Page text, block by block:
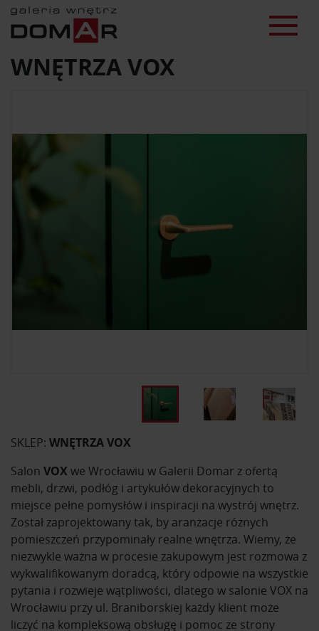
WNĘTRZA VOX
SKLEP: WNĘTRZA VOX
Salon VOX we Wrocławiu w Galerii Domar z ofertą
mebli, drzwi, podłóg i artykułów dekoracyjnych to
miejsce pełne pomysłów i inspiracji na wystrój wnętrz.
Został zaprojektowany tak, by aranżacje różnych
pomieszczeń przypominały realne wnętrza. Wiemy, że
niezwykle ważna w procesie zakupowym jest rozmowa z
wykwalifikowanym doradcą, który odpowie na wszystkie
pytania i rozwieje wątpliwości, dlatego w salonie VOX na
Wrocławiu przy ul. Braniborskiej każdy klient może
liczyć na kompleksową obsługę i pomoc ze strony